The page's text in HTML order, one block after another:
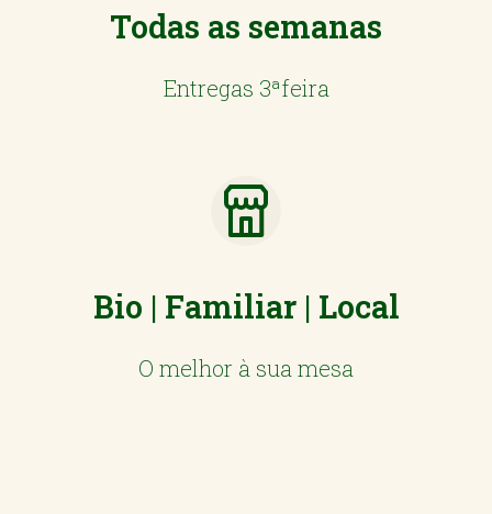
Todas as semanas
Entregas 3ªfeira
Bio | Familiar | Local
O melhor à sua mesa